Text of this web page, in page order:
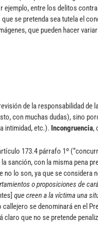
ejemplo, entre los delitos
se pretenda sea tutela el
que pueden hacer
de la responsabilidad de
con muchas dudas), sino
intimidad, etc.). Incongruencia,
173.4 párrafo 1º
sanción, con la misma pena
no lo son, ya que se considera
o proposiciones de
que creen a la víctima una
se denominará en el
claro que no se pretende